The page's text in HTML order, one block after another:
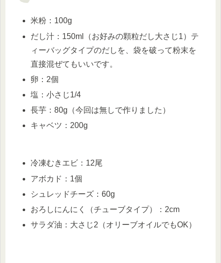
米粉：100g
だし汁：150ml（お好みの顆粒だし大さじ1）テ
ィーバッグタイプのだしを、袋を破って粉末を
直接混ぜてもいいです。
卵：2個
塩：小さじ1/4
長芋：80g（今回は無しで作りました）
キャベツ：200g
冷凍むきエビ：12尾
アボカド：1個
シュレッドチーズ：60g
おろしにんにく（チューブタイプ）：2cm
サラダ油：大さじ2（オリーブオイルでもOK）